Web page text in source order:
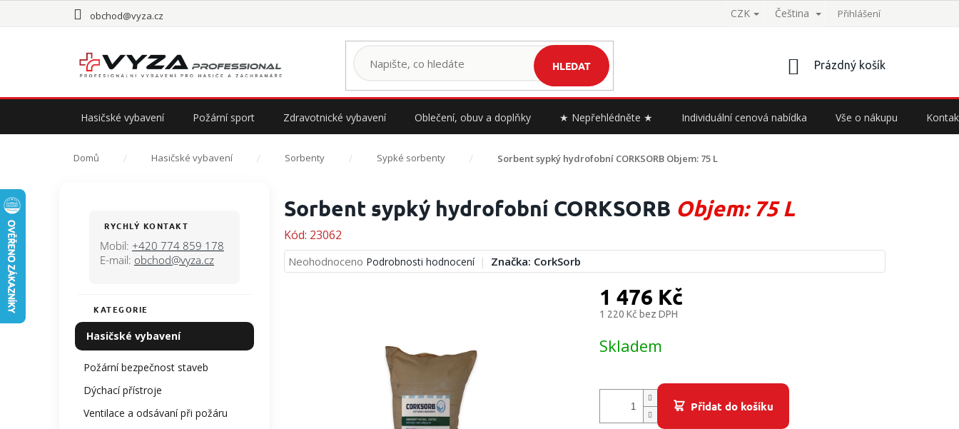
obchod@vyza.cz CZK Čeština Přihlášení
HLEDAT
NÁKUPNÍ
Prázdný košík
Hasičské vybavení Požární sport Zdravotnické vybavení Oblečení, obuv a doplňky ★ Nepřehlédněte ★ Individuální cenová nabídka Vše o nákupu
Domů Hasičské vybavení Sorbenty Sypké sorbenty Sorbent sypký hydrofobní CORKSORB Objem: 75 L
RYCHLÝ KONTAKT
Mobil: +420 774 859 178
E-mail: obchod@vyza.cz
Přeskočit
kategorie
KATEGORIE
Hasičské vybavení
Požární bezpečnost staveb
Dýchací přístroje
Ventilace a odsávaní při požáru
Sorbent sypký hydrofobní CORKSORB Objem: 75 L
Kód: 23062
Průměrné
hodnocení
Neohodnoceno Podrobnosti hodnocení Značka: CorkSorb
1 476 Kč
1 220 Kč bez DPH
cena:
Skladem
Přidat do košíku